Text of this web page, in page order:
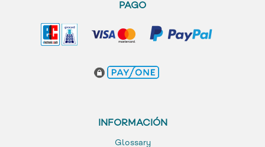
PAGO
INFORMACIÓN
Glossary